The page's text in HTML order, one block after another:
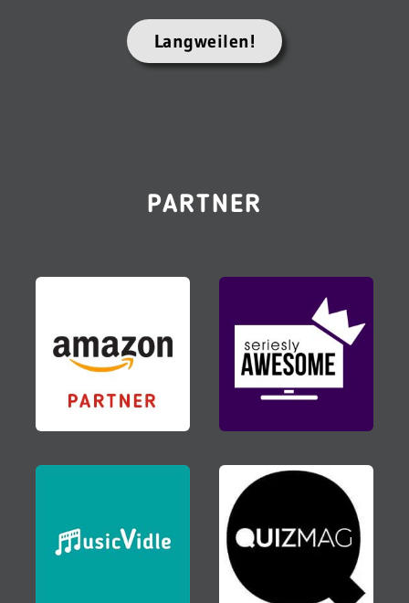
Langweilen!
PARTNER